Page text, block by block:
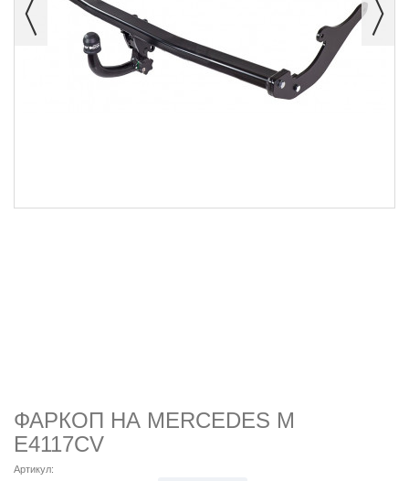
ФАРКОП НА MERCEDES M
E4117CV
Артикул: